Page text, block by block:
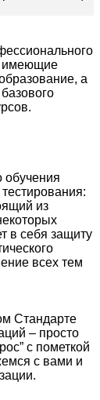
имеющие
а
обучения
из
в себя защиту
всех тем
Стандарте
– просто
с пометкой
с вами и